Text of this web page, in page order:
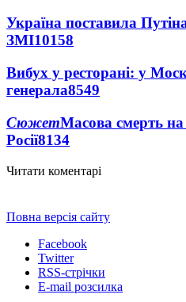
Україна поставила
ЗМІ10158
Вибух у ресторані: у
генерала8549
СюжетМасова смерть
Росії8134
Читати коментарі
Повна версія сайту
Facebook
Twitter
RSS-стрічки
E-mail розсилка